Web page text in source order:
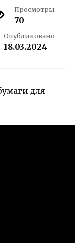
Просмотры
70
Опубликовано
18.03.2024